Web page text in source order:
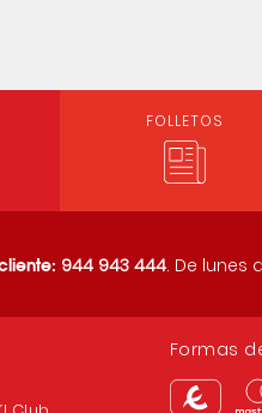
FOLLETOS
944 943 444. De lunes
Formas